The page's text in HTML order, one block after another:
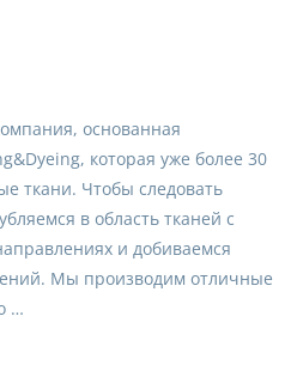
основанная
которая уже более 30
ткани. Чтобы следовать
в область тканей с
и добиваемся
Мы производим отличные
…